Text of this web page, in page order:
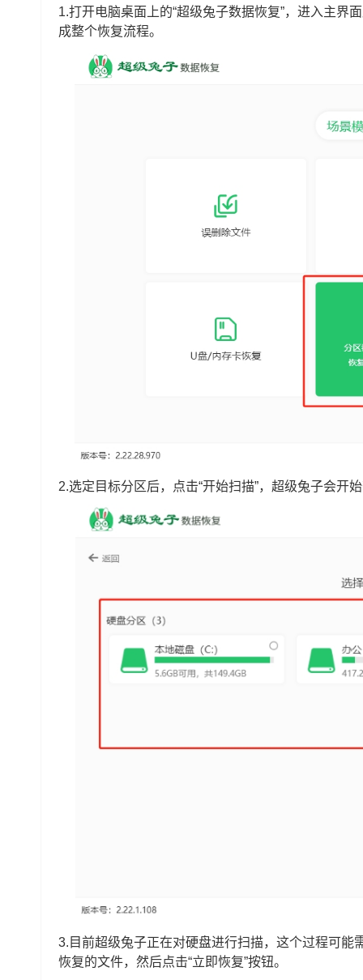
1.打开电脑桌面上的“超级兔子数据恢复”，进入主界
成整个恢复流程。
2.选定目标分区后，点击“开始扫描”，超级兔子会开
3.目前超级兔子正在对硬盘进行扫描，这个过程可
恢复的文件，然后点击“立即恢复”按钮。